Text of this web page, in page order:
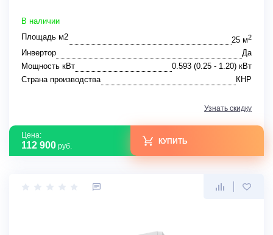
В наличии
Площадь м2
25 м2
Инвертор
Да
Мощность кВт
0.593 (0.25 - 1.20) кВт
Страна производства
КНР
Узнать скидку
Цена:
112 900 руб.
КУПИТЬ